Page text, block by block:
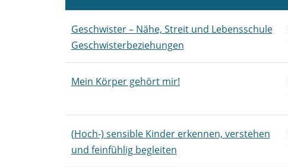
Geschwister – Nähe, Streit und Lebensschule
Geschwisterbeziehungen
Mein Körper gehört mir!
(Hoch-) sensible Kinder erkennen, verstehen
und feinfühlig begleiten